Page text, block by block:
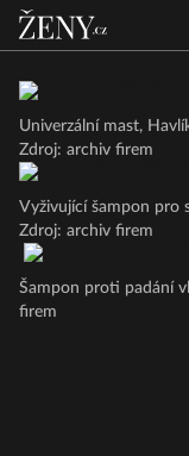
Univerzální mast,
Zdroj: archiv firem
Vyživující šampon pro
Zdroj: archiv firem
Šampon proti padání
firem